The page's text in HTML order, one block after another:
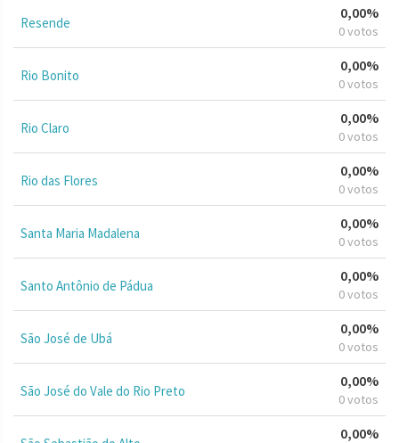
Resende
0,00%
0 votos
Rio Bonito
0,00%
0 votos
Rio Claro
0,00%
0 votos
Rio das Flores
0,00%
0 votos
Santa Maria Madalena
0,00%
0 votos
Santo Antônio de Pádua
0,00%
0 votos
São José de Ubá
0,00%
0 votos
São José do Vale do Rio Preto
0,00%
0 votos
0,00%